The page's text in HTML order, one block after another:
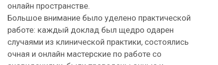
онлайн пространстве.
Большое внимание было уделено практической
работе: каждый доклад был щедро одарен
случаями из клинической практики, состоялись
очная и онлайн мастерские по работе со